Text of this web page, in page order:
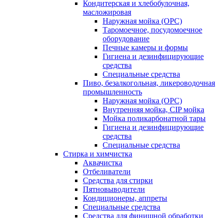
Кондитерская и хлебобулочная,
масложировая
Наружная мойка (ОРС)
Таромоечное, посудомоечное
оборудование
Печные камеры и формы
Гигиена и дезинфицирующие
средства
Специальные средства
Пиво, безалкогольная, ликероводочная
промышленность
Наружная мойка (ОРС)
Внутренняя мойка, CIP мойка
Мойка поликарбонатной тары
Гигиена и дезинфицирующие
средства
Специальные средства
Стирка и химчистка
Аквачистка
Отбеливатели
Средства для стирки
Пятновыводители
Кондиционеры, аппреты
Специальные средства
Средства для финишной обработки